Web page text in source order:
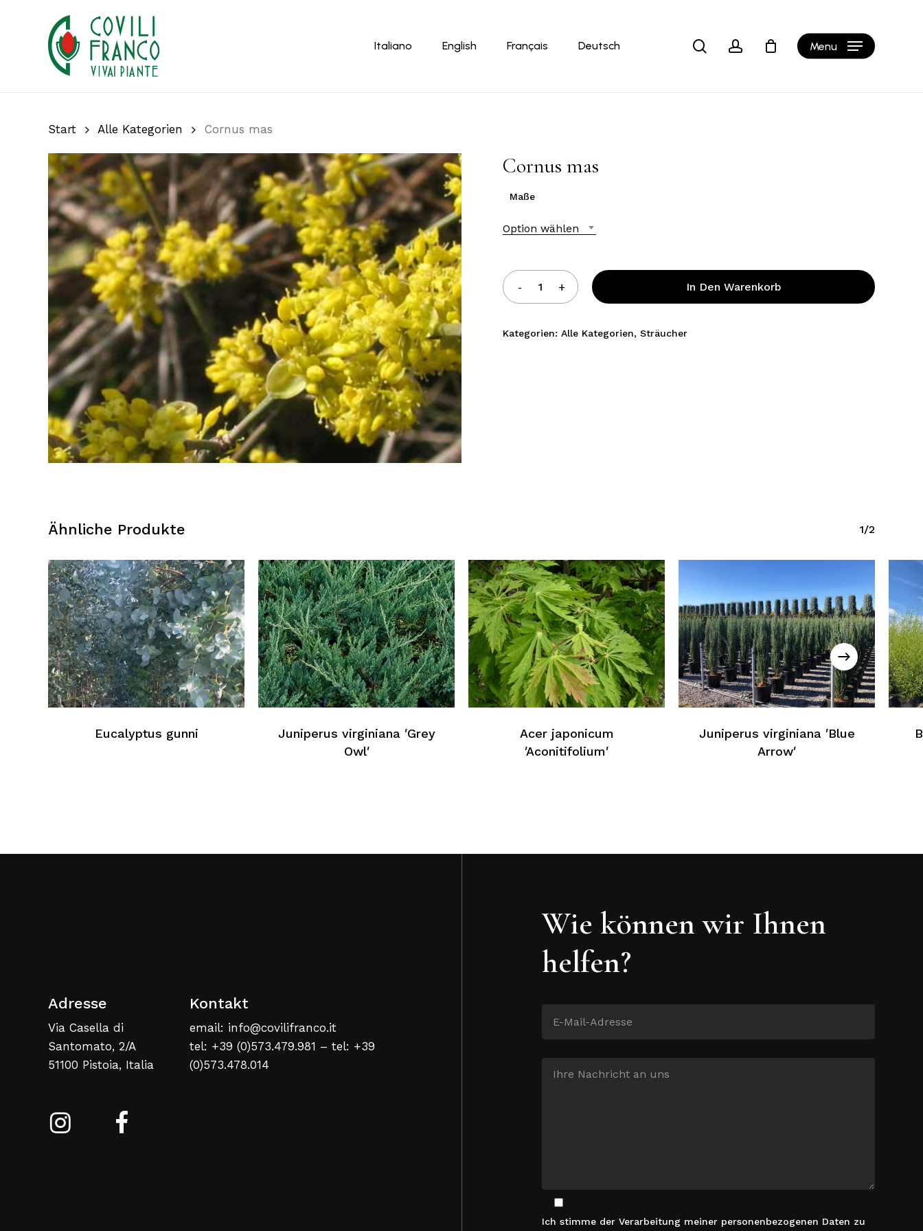
Italiano English Français Deutsch searchaccount Menu Cart
Kein Produkt im Warenkorb
Zurück Zur Webliste
Start Alle Kategorien Cornus mas
Cornus mas
Maße
Option wählen
In Den Warenkorb
Kategorien:Alle Kategorien,Sträucher
Ähnliche Produkte 1/2
Eucalyptus gunni
Juniperus virginiana ′Grey
Owl′
Acer japonicum
′Aconitifolium′
Juniperus virginiana ′Blue
Arrow′
Adresse
Via Casella di
Santomato, 2/A
51100 Pistoia, Italia
Kontakt
email: info@covilifranco.it
tel: +39 (0)573.479.981 – tel: +39
(0)573.478.014
Wie können wir Ihnen
helfen?
Ich stimme der Verarbeitung meiner personenbezogenen Daten zu